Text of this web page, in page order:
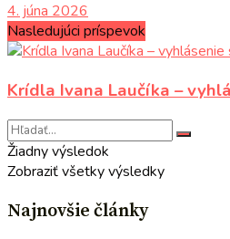
4. júna 2026
Nasledujúci príspevok
Krídla Ivana Laučíka –
Žiadny výsledok
Zobraziť všetky výsledky
Najnovšie články